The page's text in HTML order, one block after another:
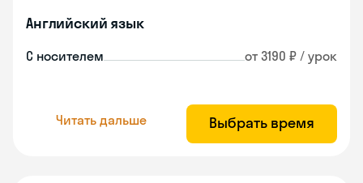
Английский язык
С носителем от 3190 ₽ / урок
Читать дальше Выбрать время